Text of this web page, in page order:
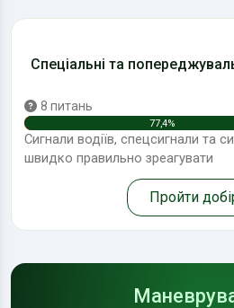
Спеціальні та
8 питань
77,4%
Сигнали водіїв, спецсигнали та
швидко правильно зреагувати
Пройти